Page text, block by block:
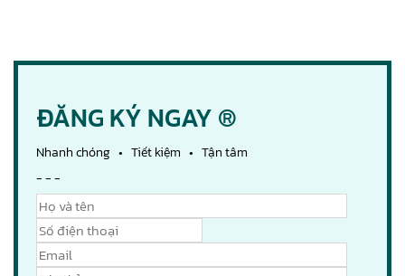
ĐĂNG KÝ NGAY ®
Nhanh chóng • Tiết kiệm • Tận tâm
- - -